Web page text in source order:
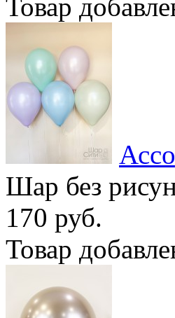
Товар
Шар без
170 руб.
Товар